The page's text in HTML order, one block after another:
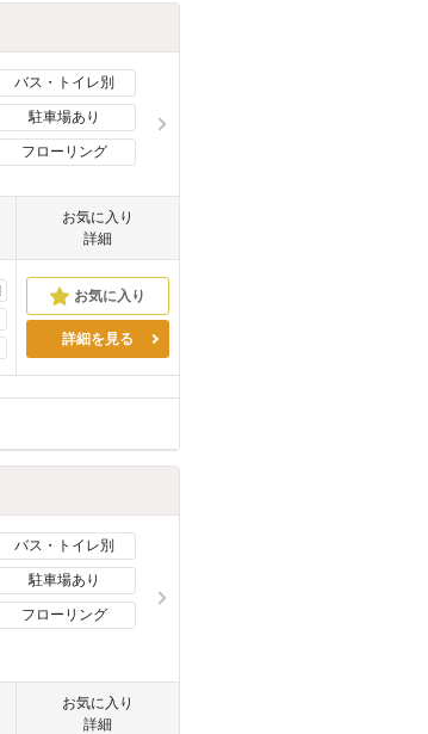
バス・トイレ別
駐車場あり
フローリング
お気に入り
詳細
詳細を見る
バス・トイレ別
駐車場あり
フローリング
お気に入り
詳細